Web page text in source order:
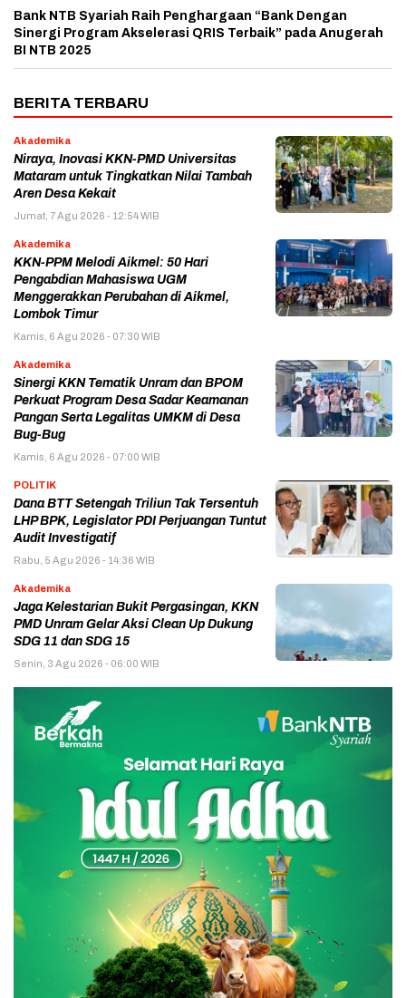
Bank NTB Syariah Raih Penghargaan “Bank Dengan
Sinergi Program Akselerasi QRIS Terbaik” pada Anugerah
BI NTB 2025
BERITA TERBARU
Akademika
Niraya, Inovasi KKN-PMD Universitas
Mataram untuk Tingkatkan Nilai Tambah
Aren Desa Kekait
Jumat, 7 Agu 2026 - 12:54 WIB
Akademika
KKN-PPM Melodi Aikmel: 50 Hari
Pengabdian Mahasiswa UGM
Menggerakkan Perubahan di Aikmel,
Lombok Timur
Kamis, 6 Agu 2026 - 07:30 WIB
Akademika
Sinergi KKN Tematik Unram dan BPOM
Perkuat Program Desa Sadar Keamanan
Pangan Serta Legalitas UMKM di Desa
Bug-Bug
Kamis, 6 Agu 2026 - 07:00 WIB
POLITIK
Dana BTT Setengah Triliun Tak Tersentuh
LHP BPK, Legislator PDI Perjuangan Tuntut
Audit Investigatif
Rabu, 5 Agu 2026 - 14:36 WIB
Akademika
Jaga Kelestarian Bukit Pergasingan, KKN
PMD Unram Gelar Aksi Clean Up Dukung
SDG 11 dan SDG 15
Senin, 3 Agu 2026 - 06:00 WIB